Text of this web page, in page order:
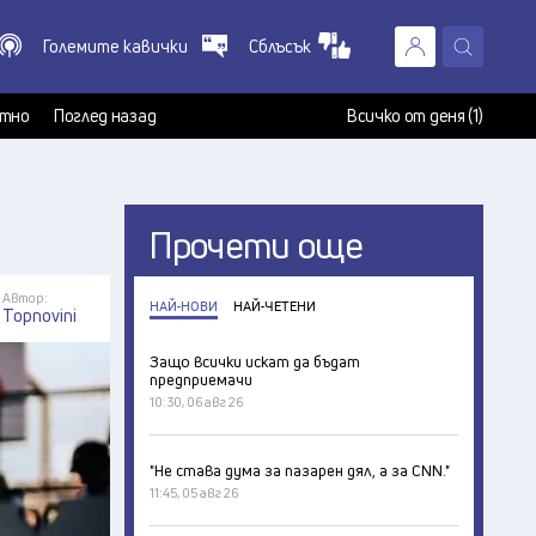
X
Големите кавички Сблъсък
Поглед назад Всичко от деня (1)
Автор:
Topnovini
Прочети още
НАЙ-НОВИ НАЙ-ЧЕТЕНИ
Защо всички искат да бъдат
предприемачи
10:30, 06 авг 26
"Не става дума за пазарен дял, а за CNN."
11:45, 05 авг 26